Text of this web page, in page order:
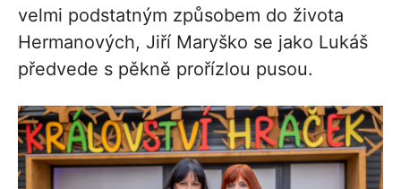
velmi podstatným způsobem do života
Hermanových, Jiří Maryško se jako Lukáš
předvede s pěkně prořízlou pusou.